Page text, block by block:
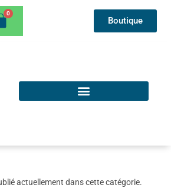
Boutique
actuellement dans cette catégorie.